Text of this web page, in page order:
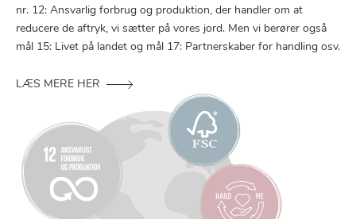
nr. 12: Ansvarlig forbrug og produktion, der handler om at
reducere de aftryk, vi sætter på vores jord. Men vi berører også
mål 15: Livet på landet og mål 17: Partnerskaber for handling osv.
LÆS MERE HER